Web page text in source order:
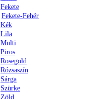
Fekete
Fekete-Fehér
Kék
Lila
Multi
Piros
Rosegold
Rózsaszín
Sárga
Szürke
Zöld